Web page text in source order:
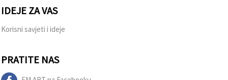
IDEJE ZA VAS
Korisni savjeti i ideje
PRATITE NAS